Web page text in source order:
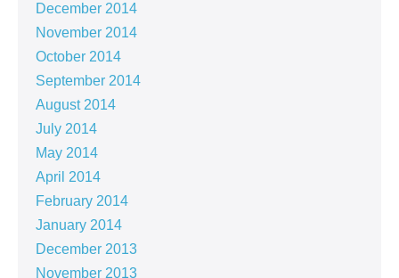
December 2014
November 2014
October 2014
September 2014
August 2014
July 2014
May 2014
April 2014
February 2014
January 2014
December 2013
November 2013